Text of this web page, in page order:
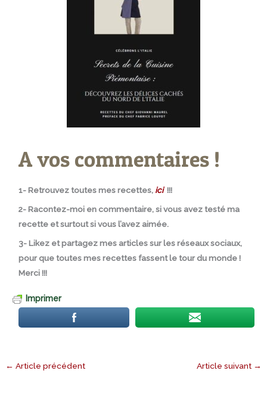
A vos commentaires !
1- Retrouvez toutes mes recettes, ici!!!
2- Racontez-moi en commentaire, si vous avez testé ma
recette et surtout si vous l’avez aimée.
3- Likez et partagez mes articles sur les réseaux sociaux,
pour que toutes mes recettes fassent le tour du monde !
Merci !!!
Imprimer
← Article précédent Article suivant →